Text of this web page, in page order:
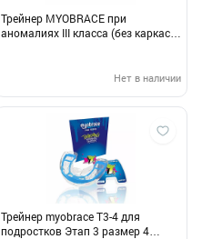
Трейнер MYOBRACE при
аномалиях III класса (без каркаса)
Нет в наличии
Трейнер myobrace Т3-4 для
подростков Этап 3 размер 4